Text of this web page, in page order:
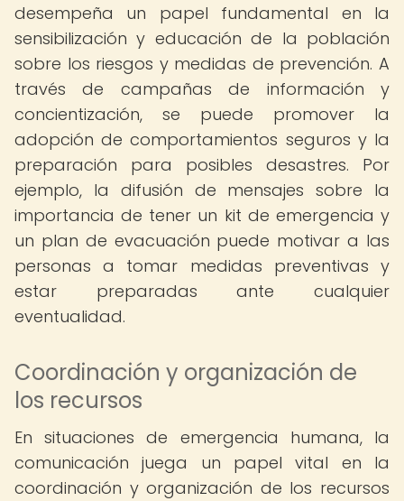
desempeña un papel fundamental en la
sensibilización y educación de la población
sobre los riesgos y medidas de prevención. A
través de campañas de información y
concientización, se puede promover la
adopción de comportamientos seguros y la
preparación para posibles desastres. Por
ejemplo, la difusión de mensajes sobre la
importancia de tener un kit de emergencia y
un plan de evacuación puede motivar a las
personas a tomar medidas preventivas y
estar preparadas ante cualquier
eventualidad.
Coordinación y organización de
los recursos
En situaciones de emergencia humana, la
comunicación juega un papel vital en la
coordinación y organización de los recursos